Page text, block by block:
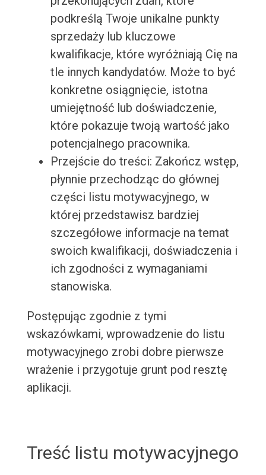
podkreślą Twoje unikalne punkty
sprzedaży lub kluczowe
kwalifikacje, które wyróżniają Cię na
tle innych kandydatów. Może to być
konkretne osiągnięcie, istotna
umiejętność lub doświadczenie,
które pokazuje twoją wartość jako
potencjalnego pracownika.
Przejście do treści: Zakończ wstęp,
płynnie przechodząc do głównej
części listu motywacyjnego, w
której przedstawisz bardziej
szczegółowe informacje na temat
swoich kwalifikacji, doświadczenia i
ich zgodności z wymaganiami
stanowiska.
Postępując zgodnie z tymi
wskazówkami, wprowadzenie do listu
motywacyjnego zrobi dobre pierwsze
wrażenie i przygotuje grunt pod resztę
aplikacji.
Treść listu motywacyjnego